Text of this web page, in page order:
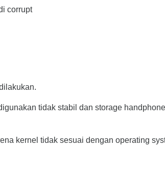
corrupt
tidak stabil dan storage
kernel tidak sesuai dengan operating